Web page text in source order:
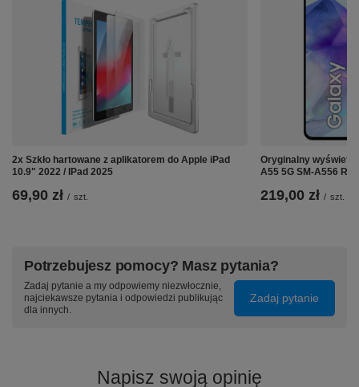
2x Szkło hartowane z aplikatorem do Apple iPad
10.9" 2022 / IPad 2025
69,90 zł / szt.
Oryginalny
A55 5G SM-A556
219,00 zł / szt.
Potrzebujesz pomocy? Masz pytania?
Zadaj pytanie a my odpowiemy niezwłocznie,
najciekawsze pytania i odpowiedzi publikując
dla innych.
Zadaj pytanie
Napisz swoją opinię